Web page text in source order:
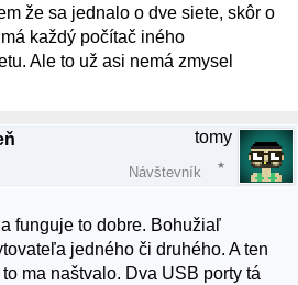
že sa jednalo o dve siete, skôr o
každý počítač iného
Ale to už asi nemá zmysel
tomy
Návštevník
funguje to dobre. Bohužiaľ
jedného či druhého. A ten
ma naštvalo. Dva USB porty tá